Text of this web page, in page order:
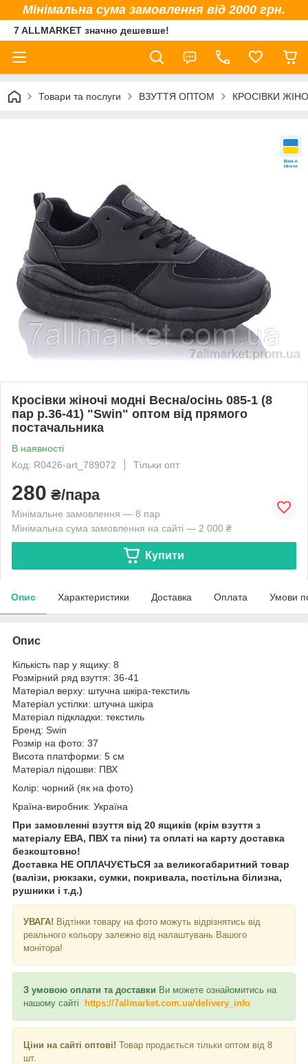
Мінімальна сума замовлення від 2000 грн.
7 ALLMARKET значно дешевше!
Товари та послуги ВЗУТТЯ ОПТОМ КРОСІВКИ
Кросівки жіночі модні Весна/осінь 085-1 (8
пар р.36-41) "Swin" оптом від прямого
постачальника
В наявності
Код: R0426-art_789072
Тільки опт
280 ₴/пара
Мінімальне замовлення — 8 пар
Мінімальна сума замовлення на сайті — 2 000 ₴
Купити
Опис Характеристики Доставка Оплата Умови
Опис
Кількість пар у ящику: 8
Розмірний ряд взуття: 36-41
Матеріал верху: штучна шкіра-текстиль
Матеріал устілки: штучна шкіра
Матеріал підкладки: текстиль
Бренд: Swin
Розмір на фото: 37
Висота платформи: 5 см
Матеріал підошви: ПВХ
Колір: чорний (як на фото)
Країна-виробник: Україна
При замовленні взуття від 20 ящиків (крім взуття з
матеріалу ЕВА, ПВХ та піни) та оплаті на карту доставка
безкоштовно!
Доставка НЕ ​​ОПЛАЧУЄТЬСЯ за великогабаритний товар
(валізи, рюкзаки, сумки, покривала, постільна білизна,
рушники і т.д.)
УВАГА! Відтінки товару на фото можуть відрізнятись від
реального кольору залежно від налаштувань Вашого
монітора!
З умовою оплати та доставки Ви можете ознайомитись на
нашому сайті
https://7allmarket.com.ua/delivery_info
Ціни на сайті оптові! Товар продається тільки оптом від 8
шт.